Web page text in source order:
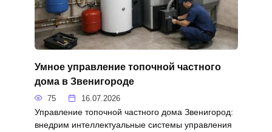
Умное управление топочной частного
дома в Звенигороде
75 16.07.2026
Управление топочной частного дома Звенигород:
внедрим интеллектуальные системы управления